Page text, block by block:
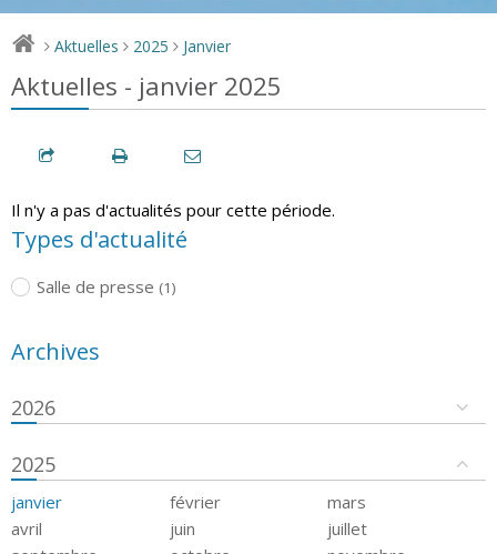
> Aktuelles > 2025 > Janvier
Aktuelles - janvier 2025
Il n'y a pas d'actualités pour cette période.
Types d'actualité
Salle de presse (1)
Archives
2026
2025
janvier février
mars
avril
juin
juillet